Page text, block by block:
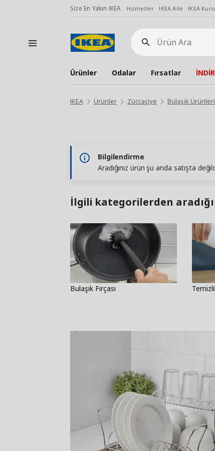
Size En Yakın IKEA Hizmetler IKEA Aile IKEA
Ürün
Ara
Ürünler Odalar Fırsatlar
IKEA Ürünler Züccaciye Bulaşık Ürünleri
Bilgilendirme
Aradığınız ürün şu anda satışta
İlgili kategorilerden
Bulaşık Fırçası